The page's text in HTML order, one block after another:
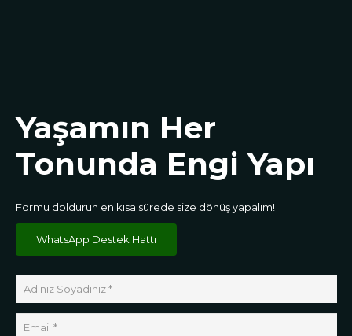
Yaşamın Her
Tonunda Engi Yapı
Formu doldurun en kısa sürede size dönüş yapalım!
WhatsApp Destek Hattı